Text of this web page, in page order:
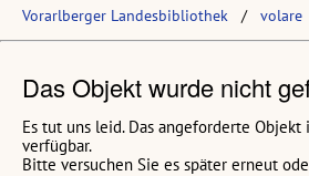
Vorarlberger Landesbibliothek volare
Das Objekt wurde nicht
Es tut uns leid. Das angeforderte
verfügbar.
Bitte versuchen Sie es später erneut